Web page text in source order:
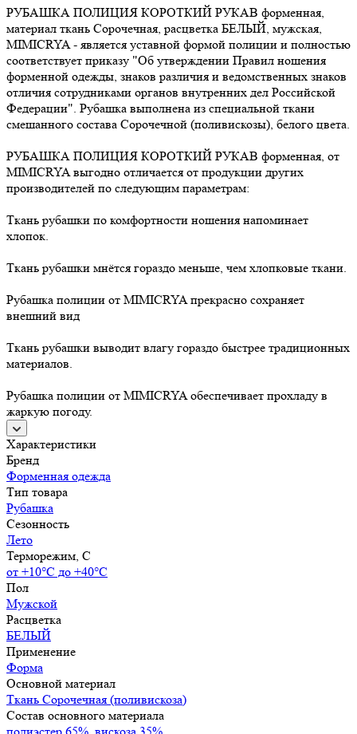
РУБАШКА ПОЛИЦИЯ КОРОТКИЙ РУКАВ форменная,
материал ткань Сорочечная, расцветка БЕЛЫЙ, мужская,
MIMICRYA - является уставной формой полиции и полностью
соответствует приказу "Об утверждении Правил ношения
форменной одежды, знаков различия и ведомственных знаков
отличия сотрудниками органов внутренних дел Российской
Федерации". Рубашка выполнена из специальной ткани
смешанного состава Сорочечной (поливискозы), белого цвета.
РУБАШКА ПОЛИЦИЯ КОРОТКИЙ РУКАВ форменная, от
MIMICRYA выгодно отличается от продукции других
производителей по следующим параметрам:
Ткань рубашки по комфортности ношения напоминает
хлопок.
Ткань рубашки мнётся гораздо меньше, чем хлопковые ткани.
Рубашка полиции от MIMICRYA прекрасно сохраняет
внешний вид
Ткань рубашки выводит влагу гораздо быстрее традиционных
материалов.
Рубашка полиции от MIMICRYA обеспечивает прохладу в
жаркую погоду.
Характеристики
Бренд
Форменная одежда
Тип товара
Рубашка
Сезонность
Лето
Терморежим, C
от +10°С до +40°С
Пол
Мужской
Расцветка
БЕЛЫЙ
Применение
Форма
Основной материал
Ткань Сорочечная (поливискоза)
Состав основного материала